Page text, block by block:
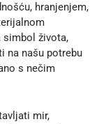
hranjenjem,
simbol života,
na našu potrebu
s nečim
mir,